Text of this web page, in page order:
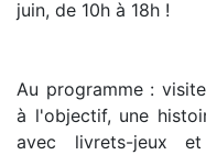
juin, de 10h à 18h !
Au programme :
à l'objectif, une
avec livrets-jeux